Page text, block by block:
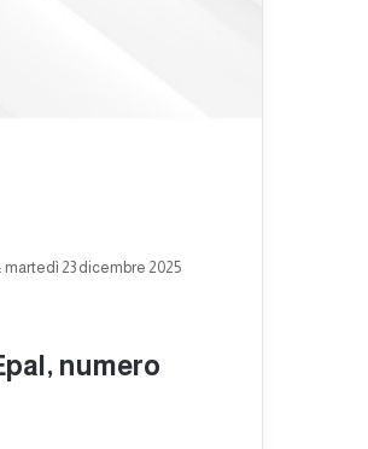
23 dicembre 2025
numero